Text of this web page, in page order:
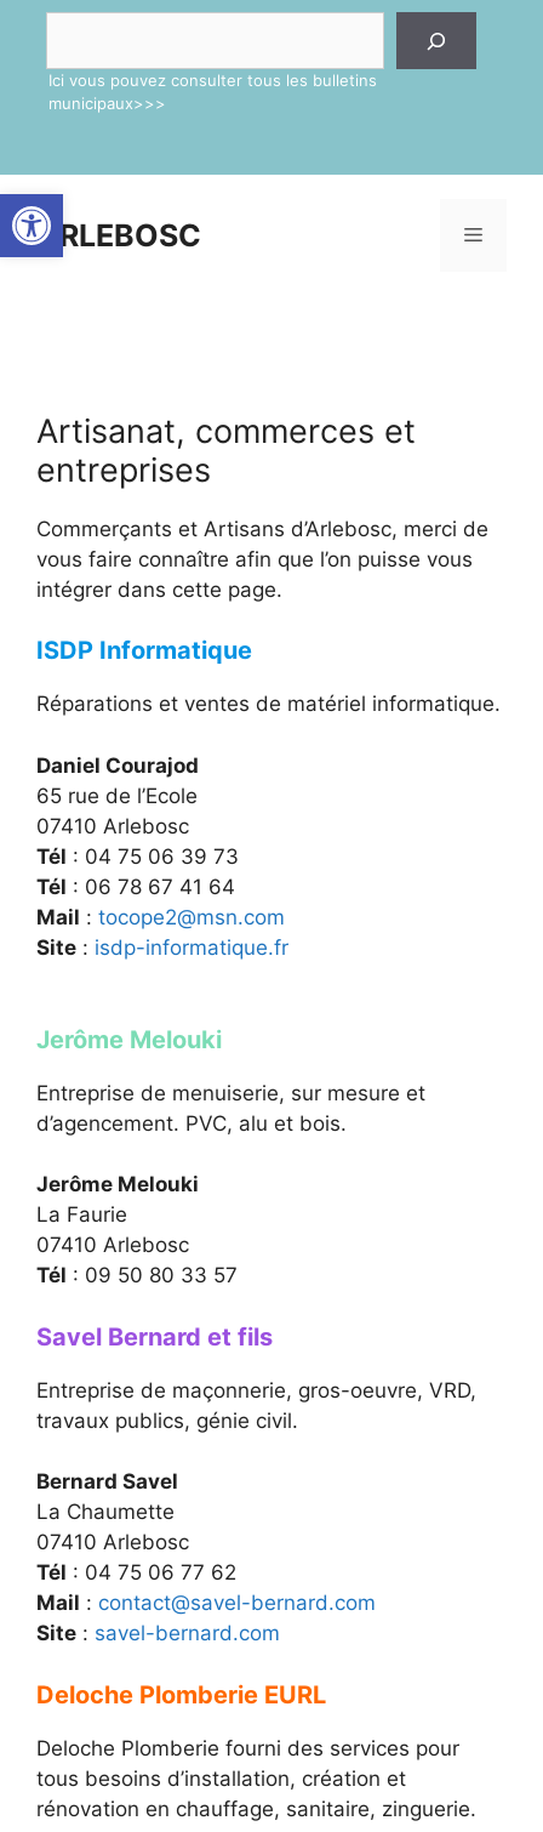
Ouvrir la barre d’outils
contenuIci vous pouvez consulter tous les bulletins
municipaux>>>
ARLEBOSC Menu
Artisanat, commerces et
entreprises
Commerçants et Artisans d’Arlebosc, merci de
vous faire connaître afin que l’on puisse vous
intégrer dans cette page.
ISDP Informatique
Réparations et ventes de matériel informatique.
Daniel Courajod
65 rue de l’Ecole
07410 Arlebosc
Tél : 04 75 06 39 73
Tél : 06 78 67 41 64
Mail : tocope2@msn.com
Site : isdp-informatique.fr
Jerôme Melouki
Entreprise de menuiserie, sur mesure et
d’agencement. PVC, alu et bois.
Jerôme Melouki
La Faurie
07410 Arlebosc
Tél : 09 50 80 33 57
Savel Bernard et fils
Entreprise de maçonnerie, gros-oeuvre, VRD,
travaux publics, génie civil.
Bernard Savel
La Chaumette
07410 Arlebosc
Tél : 04 75 06 77 62
Mail : contact@savel-bernard.com
Site : savel-bernard.com
Deloche Plomberie EURL
Deloche Plomberie fourni des services pour
tous besoins d’installation, création et
rénovation en chauffage, sanitaire, zinguerie.